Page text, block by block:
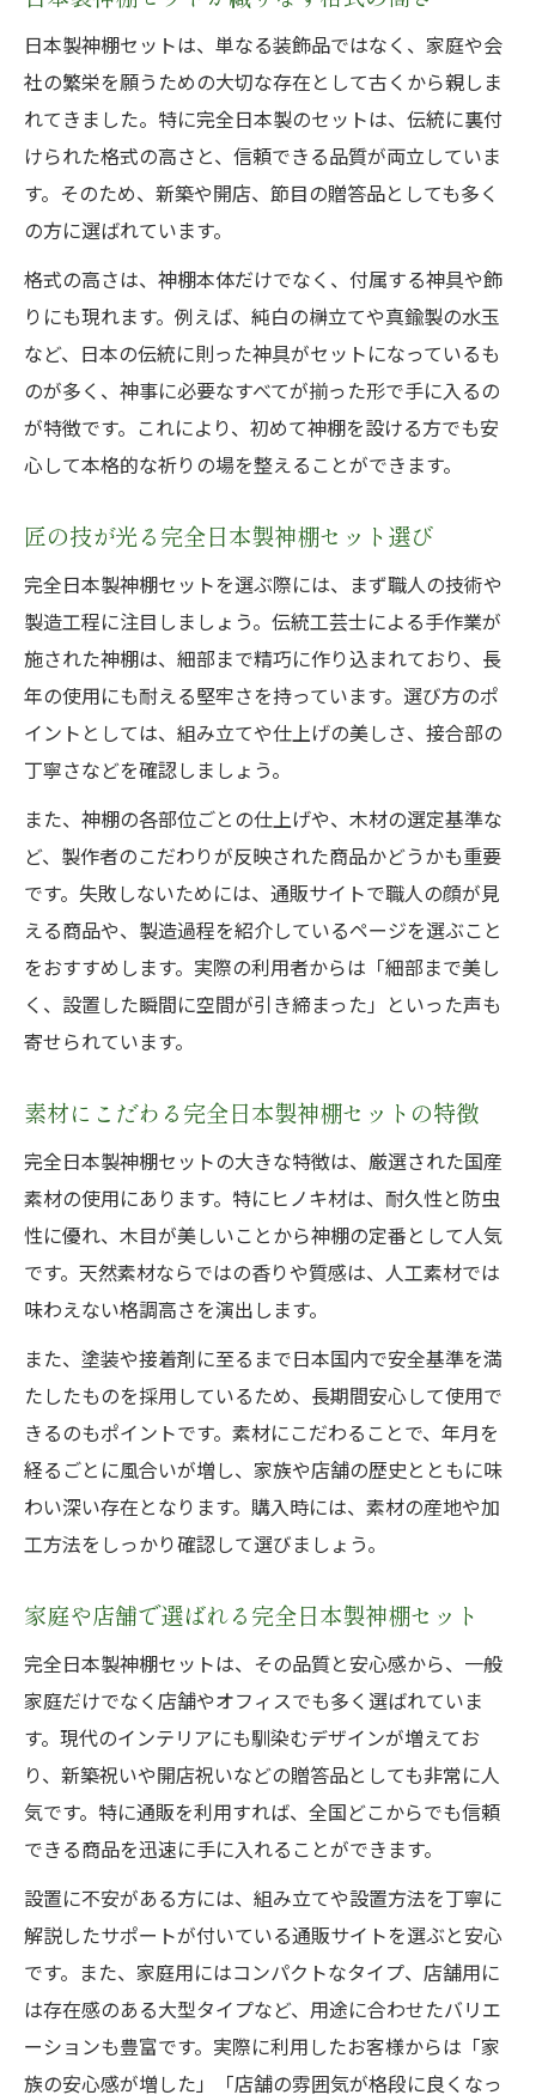
ット
信頼できる完全日本製神棚セットで心を整
日本の職人技が光る神棚セットを通販で探す
通販で選ぶ完全日本製神棚セットの安心感
日本の職人技が息づく神棚セットの見極め
通販で見つかる上質な完全日本製神棚セッ
ト情報
職人のこだわりが感じられる日本製神棚セ
ット
ト
新築や開店に最適な日本製神棚セットの選び方
新築や開店におすすめの完全日本製神棚セ
ット
日本製神棚セットで華やかなスタートを演
出
新生活に調和する完全日本製神棚セットの
選び方
店舗や家庭向けの完全日本製神棚セット活
用術
長く愛用できる日本製神棚セットの選定基
準
通販で安心して選ぶ完全日本製神棚セットのコ
ツ
完全日本製神棚セットを通販で選ぶ安心ポ
イント
日本製神棚セット通販で失敗しないための
注意点
通販で見極める完全日本製神棚セットの品
質
方法
日本製神棚セット選びで重視したいポイン
ト
日本製神棚セットは、単なる装飾品ではなく、家庭や会
社の繁栄を願うための大切な存在として古くから親しま
れてきました。特に完全日本製のセットは、伝統に裏付
けられた格式の高さと、信頼できる品質が両立していま
す。そのため、新築や開店、節目の贈答品としても多く
の方に選ばれています。
格式の高さは、神棚本体だけでなく、付属する神具や飾
りにも現れます。例えば、純白の榊立てや真鍮製の水玉
など、日本の伝統に則った神具がセットになっているも
のが多く、神事に必要なすべてが揃った形で手に入るの
が特徴です。これにより、初めて神棚を設ける方でも安
心して本格的な祈りの場を整えることができます。
匠の技が光る完全日本製神棚セット選び
完全日本製神棚セットを選ぶ際には、まず職人の技術や
製造工程に注目しましょう。伝統工芸士による手作業が
施された神棚は、細部まで精巧に作り込まれており、長
年の使用にも耐える堅牢さを持っています。選び方のポ
イントとしては、組み立てや仕上げの美しさ、接合部の
丁寧さなどを確認しましょう。
また、神棚の各部位ごとの仕上げや、木材の選定基準な
ど、製作者のこだわりが反映された商品かどうかも重要
です。失敗しないためには、通販サイトで職人の顔が見
える商品や、製造過程を紹介しているページを選ぶこと
をおすすめします。実際の利用者からは「細部まで美し
く、設置した瞬間に空間が引き締まった」といった声も
寄せられています。
素材にこだわる完全日本製神棚セットの特徴
完全日本製神棚セットの大きな特徴は、厳選された国産
素材の使用にあります。特にヒノキ材は、耐久性と防虫
性に優れ、木目が美しいことから神棚の定番として人気
です。天然素材ならではの香りや質感は、人工素材では
味わえない格調高さを演出します。
また、塗装や接着剤に至るまで日本国内で安全基準を満
たしたものを採用しているため、長期間安心して使用で
きるのもポイントです。素材にこだわることで、年月を
経るごとに風合いが増し、家族や店舗の歴史とともに味
わい深い存在となります。購入時には、素材の産地や加
工方法をしっかり確認して選びましょう。
家庭や店舗で選ばれる完全日本製神棚セット
完全日本製神棚セットは、その品質と安心感から、一般
家庭だけでなく店舗やオフィスでも多く選ばれていま
す。現代のインテリアにも馴染むデザインが増えてお
り、新築祝いや開店祝いなどの贈答品としても非常に人
気です。特に通販を利用すれば、全国どこからでも信頼
できる商品を迅速に手に入れることができます。
設置に不安がある方には、組み立てや設置方法を丁寧に
解説したサポートが付いている通販サイトを選ぶと安心
です。また、家庭用にはコンパクトなタイプ、店舗用に
は存在感のある大型タイプなど、用途に合わせたバリエ
ーションも豊富です。実際に利用したお客様からは「家
族の安心感が増した」「店舗の雰囲気が格段に良くなっ